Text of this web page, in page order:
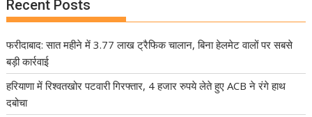
Recent Posts
फरीदाबाद: सात महीने में 3.77 लाख ट्रैफिक चालान, बिना हेलमेट वालों पर सबसे
बड़ी कार्रवाई
हरियाणा में रिश्वतखोर पटवारी गिरफ्तार, 4 हजार रुपये लेते हुए ACB ने रंगे हाथ
दबोचा